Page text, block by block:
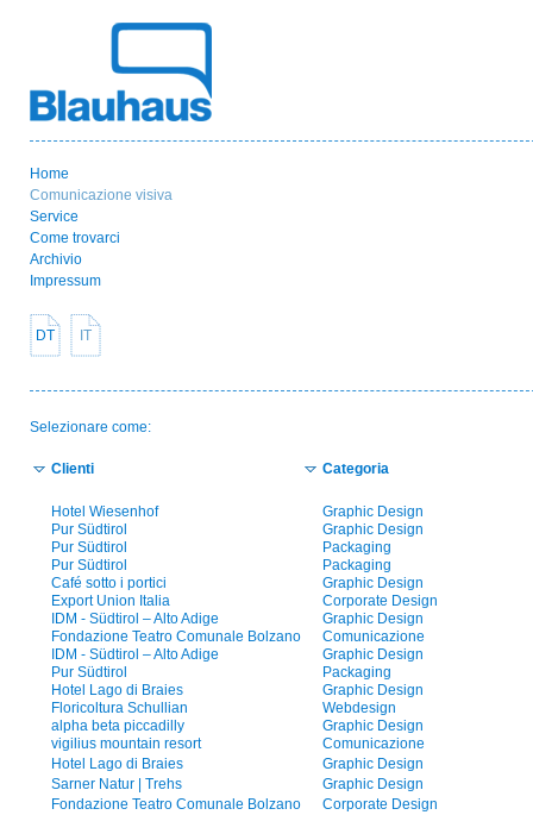
Home
Comunicazione visiva
Service
Come trovarci
Archivio
Impressum
DT IT
Selezionare come:
Clienti Categoria
Hotel Wiesenhof
Graphic Design
Pur Südtirol
Graphic Design
Pur Südtirol
Packaging
Pur Südtirol
Packaging
Café sotto i portici
Graphic Design
Export Union Italia
Corporate Design
IDM - Südtirol – Alto Adige
Graphic Design
Fondazione Teatro Comunale Bolzano
Comunicazione
IDM - Südtirol – Alto Adige
Graphic Design
Pur Südtirol
Packaging
Hotel Lago di Braies
Graphic Design
Floricoltura Schullian
Webdesign
alpha beta piccadilly
Graphic Design
vigilius mountain resort
Comunicazione
Hotel Lago di Braies
Graphic Design
Sarner Natur | Trehs
Graphic Design
Fondazione Teatro Comunale Bolzano
Corporate Design